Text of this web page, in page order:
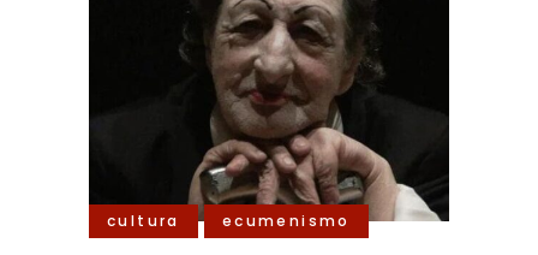
cultura ecumenismo